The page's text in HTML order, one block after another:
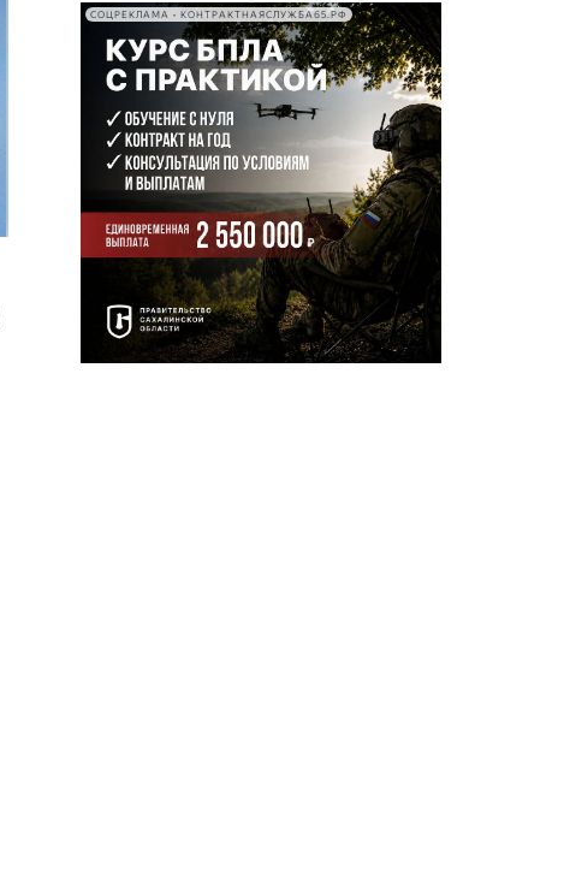
СОЦРЕКЛАМА • КОНТРАКТНАЯСЛУЖБА65.РФ